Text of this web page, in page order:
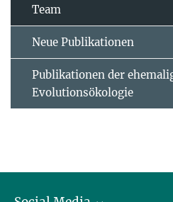
Team
Neue Publikationen
Publikationen der
Evolutionsökologie